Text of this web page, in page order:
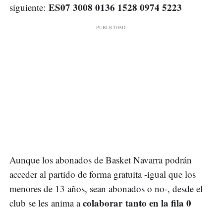
siguiente: ES07 3008 0136 1528 0974 5223
Aunque los abonados de Basket Navarra podrán
acceder al partido de forma gratuita -igual que los
menores de 13 años, sean abonados o no-, desde el
club se les anima acolaborar tanto en la fila 0